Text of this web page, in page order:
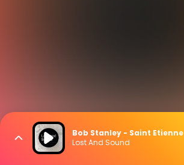
Bob Stanley - Saint Etienne
Lost And Sound